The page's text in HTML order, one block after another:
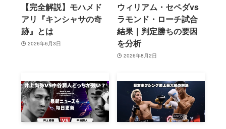
【完全解説】モハメド
アリ『キンシャサの奇
跡』とは
2026年6月3日
ウィリアム・セペダvs
ラモンド・ローチ試合
結果｜判定勝ちの要因
を分析
2026年8月2日